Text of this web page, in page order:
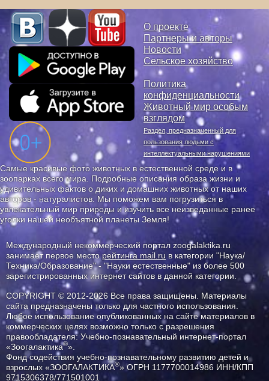
О проекте
Партнеры и авторы
Новости
Сельское хозяйство
Политика
конфиденциальности
Животный мир особым
взглядом
Раздел, предназначенный для
пользования людьми с
интеллектуальными нарушениями
Самые красивые фото животных в естественной среде и в
зоопарках всего мира. Подробные описания образа жизни и
удивительных фактов о диких и домашних животных от наших
авторов - натуралистов. Мы поможем вам погрузиться в
увлекательный мир природы и изучить все неизведанные ранее
уголки нашей необъятной планеты Земля!
Международный некоммерческий портал zoogalaktika.ru
занимает первое месторейтинга mail.ru в категории "Наука/
Техника/Образование" - "Науки естественные" из более 500
зарегистрированных интернет сайтов в данной категории.
COPYRIGHT © 2012-2026 Все права защищены. Материалы
сайта предназначены только для частного использования.
Любое использование опубликованных на сайте материалов в
коммерческих целях возможно только с разрешения
правообладателя: Учебно-познавательный интернет-портал
«Зоогалактика®».
Фонд содействия учебно-познавательному развитию детей и
взрослых «ЗООГАЛАКТИКА®» ОГРН 1177700014986 ИНН/КПП
9715306378/771501001